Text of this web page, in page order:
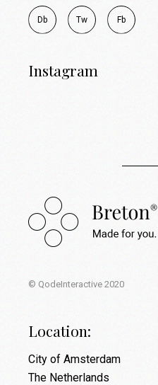
D b Tw Fb
Instagram
© QodeInteractive 2020
Location:
City of Amsterdam
The Netherlands